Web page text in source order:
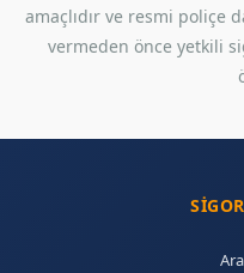
amaçlıdır ve resmi poliçe
vermeden önce yetkili